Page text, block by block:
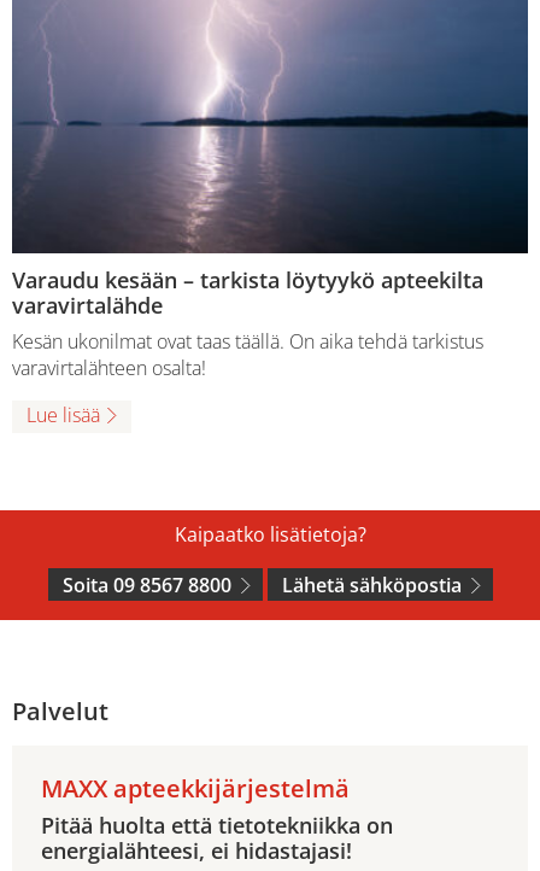
Varaudu kesään – tarkista löytyykö apteekilta
varavirtalähde
Kesän ukonilmat ovat taas täällä. On aika tehdä tarkistus
varavirtalähteen osalta!
Lue lisää
Kaipaatko lisätietoja?
Soita 09 8567 8800
Lähetä sähköpostia
Palvelut
MAXX apteekkijärjestelmä
Pitää huolta että tietotekniikka on
energialähteesi, ei hidastajasi!